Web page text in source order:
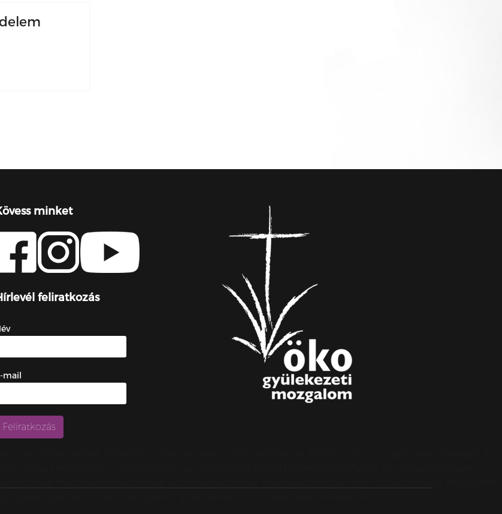
minket
feliratkozás
mail